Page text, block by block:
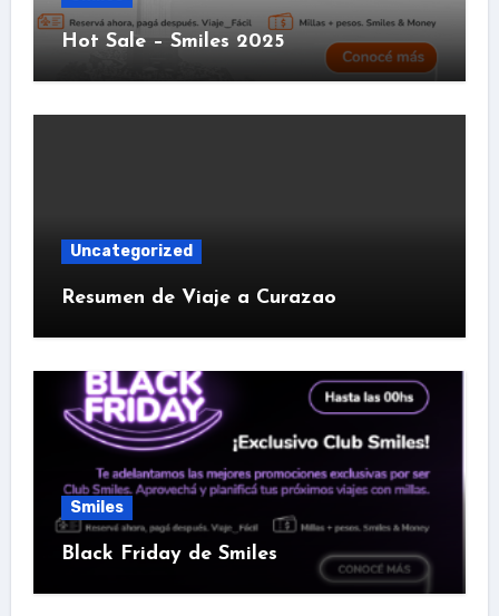
Hot Sale – Smiles 2025
Uncategorized
Resumen de Viaje a Curazao
Smiles
Black Friday de Smiles